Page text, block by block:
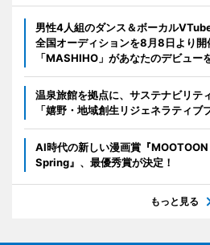
男性4人組のダンス＆ボーカル
全国オーディションを8月8日より開
「MASHIHO」があなたのデビュー
温泉旅館を拠点に、サステナビリテ
「嬉野・地域創生リジェネラティブ
AI時代の新しい漫画賞『
Spring』、最優秀賞が決定！
もっと見る